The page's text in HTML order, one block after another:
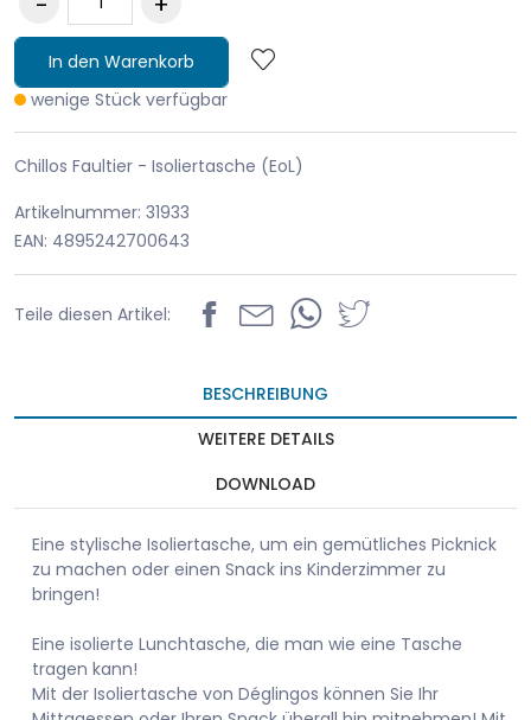
In den Warenkorb
wenige Stück verfügbar
Chillos Faultier - Isoliertasche (EoL)
Artikelnummer: 31933
EAN: 4895242700643
Teile diesen Artikel:
BESCHREIBUNG
WEITERE DETAILS
DOWNLOAD
Eine stylische Isoliertasche, um ein gemütliches Picknick
zu machen oder einen Snack ins Kinderzimmer zu
bringen!
Eine isolierte Lunchtasche, die man wie eine Tasche
tragen kann!
Mit der Isoliertasche von Déglingos können Sie Ihr